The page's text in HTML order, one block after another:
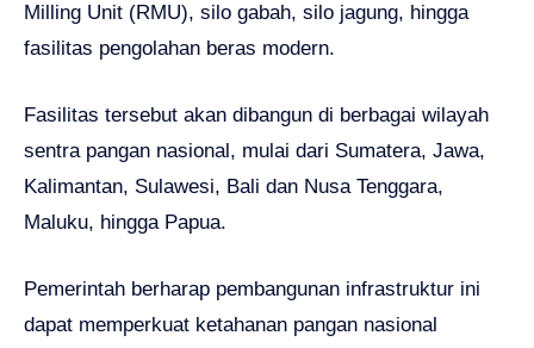
Milling Unit (RMU), silo gabah, silo jagung, hingga
fasilitas pengolahan beras modern.
Fasilitas tersebut akan dibangun di berbagai wilayah
sentra pangan nasional, mulai dari Sumatera, Jawa,
Kalimantan, Sulawesi, Bali dan Nusa Tenggara,
Maluku, hingga Papua.
Pemerintah berharap pembangunan infrastruktur ini
dapat memperkuat ketahanan pangan nasional